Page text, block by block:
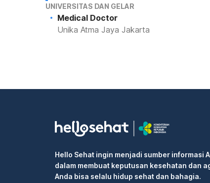
UNIVERSITAS DAN GELAR
Medical Doctor
Unika Atma Jaya Jakarta
Hello Sehat ingin menjadi sumber informasi
dalam membuat keputusan kesehatan dan
Anda bisa selalu hidup sehat dan bahagia.